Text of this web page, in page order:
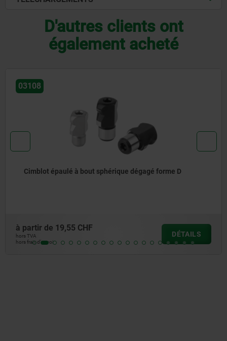
D'autres clients ont
également acheté
Cimblot à bout sphérique dégagé, forme C
à partir de
hors frais d’envoi